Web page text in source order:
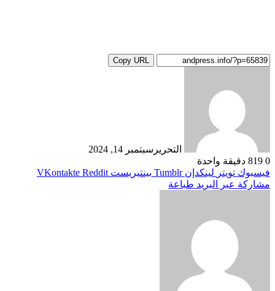
Copy URL
التحرير سبتمبر 14, 2024
0
دقيقة واحدة
فيسبوك تويتر لينكدإن بينتيريست
مشاركة عبر البريد طباعة